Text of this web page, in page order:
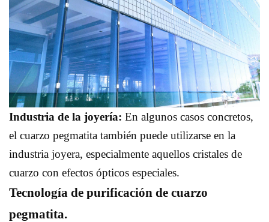
Industria de la joyería: En algunos casos concretos,
el cuarzo pegmatita también puede utilizarse en la
industria joyera, especialmente aquellos cristales de
cuarzo con efectos ópticos especiales.
Tecnología de purificación de cuarzo
pegmatita.